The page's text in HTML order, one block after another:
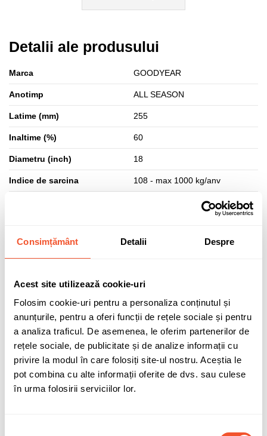
Consimțământ Detalii Despre
Acest site utilizează cookie-uri
Folosim cookie-uri pentru a personaliza conținutul și
anunțurile, pentru a oferi funcții de rețele sociale și pentru
a analiza traficul. De asemenea, le oferim partenerilor de
rețele sociale, de publicitate și de analize informații cu
privire la modul în care folosiți site-ul nostru. Aceștia le
pot combina cu alte informații oferite de dvs. sau culese
în urma folosirii serviciilor lor.
Detalii ale produsului
Marca GOODYEAR
Anotimp ALL SEASON
Latime (mm) 255
Inaltime (%) 60
Diametru (inch) 18
Indice de sarcina 108 - max 1000 kg/anv
Eficienta combustibil B
Clasa zgomot B
Marcaj MS (Mud & Snow)
DA - Anvelopa pentru utilizare pe
noroi si zapada, marcaj specific
anvelopelor de iarna si all
season
Dimensiune anvelopa 255/60 R18
DA - Simbol "Munte cu fulg de